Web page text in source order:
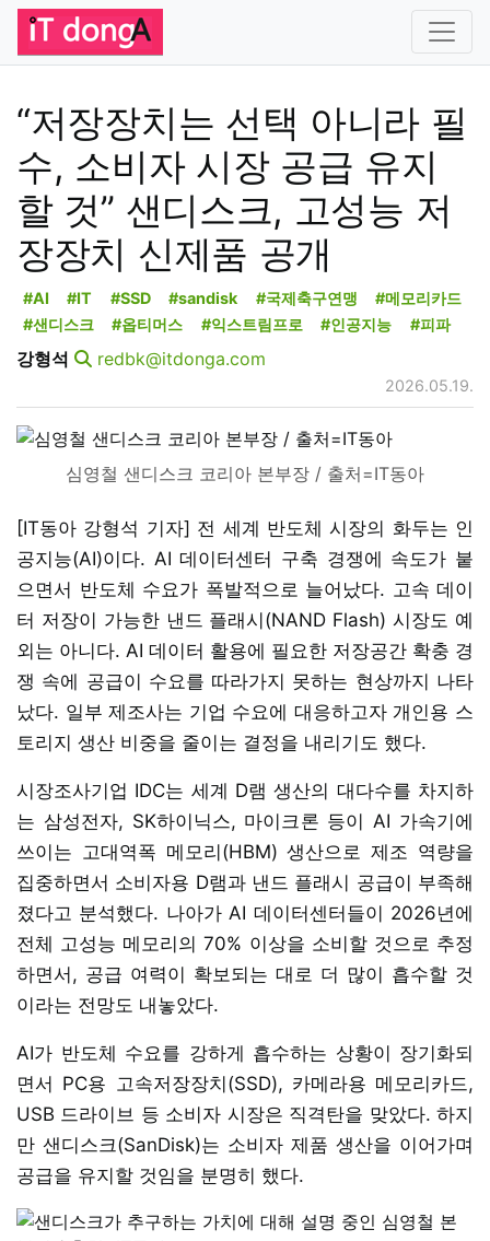
“저장장치는 선택 아니라 필
수, 소비자 시장 공급 유지
할 것” 샌디스크, 고성능 저
장장치 신제품 공개
#AI #IT #SSD #sandisk #국제축구연맹
#메모리카드
#샌디스크
#옵티머스 #익스트림프로 #인공지능 #피파
강형석 redbk@itdonga.com
2026.05.19.
심영철 샌디스크 코리아 본부장 / 출처=IT동아
[IT동아 강형석 기자] 전 세계 반도체 시장의 화두는 인
공지능(AI)이다. AI 데이터센터 구축 경쟁에 속도가 붙
으면서 반도체 수요가 폭발적으로 늘어났다. 고속 데이
터 저장이 가능한 낸드 플래시(NAND Flash) 시장도 예
외는 아니다. AI 데이터 활용에 필요한 저장공간 확충 경
쟁 속에 공급이 수요를 따라가지 못하는 현상까지 나타
났다. 일부 제조사는 기업 수요에 대응하고자 개인용 스
토리지 생산 비중을 줄이는 결정을 내리기도 했다.
시장조사기업 IDC는 세계 D램 생산의 대다수를 차지하
는 삼성전자, SK하이닉스, 마이크론 등이 AI 가속기에
쓰이는 고대역폭 메모리(HBM) 생산으로 제조 역량을
집중하면서 소비자용 D램과 낸드 플래시 공급이 부족해
졌다고 분석했다. 나아가 AI 데이터센터들이 2026년에
전체 고성능 메모리의 70% 이상을 소비할 것으로 추정
하면서, 공급 여력이 확보되는 대로 더 많이 흡수할 것
이라는 전망도 내놓았다.
AI가 반도체 수요를 강하게 흡수하는 상황이 장기화되
면서 PC용 고속저장장치(SSD), 카메라용 메모리카드,
USB 드라이브 등 소비자 시장은 직격탄을 맞았다. 하지
만 샌디스크(SanDisk)는 소비자 제품 생산을 이어가며
공급을 유지할 것임을 분명히 했다.